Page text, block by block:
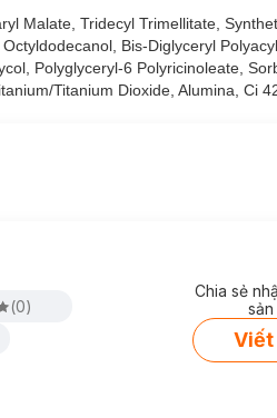
Malate, Tridecyl Trimellitate,
Bis-Diglyceryl
Polyglyceryl-6 Polyricinoleate,
Titanium Dioxide, Alumina, Ci
(0)
Chia sẻ
Viết